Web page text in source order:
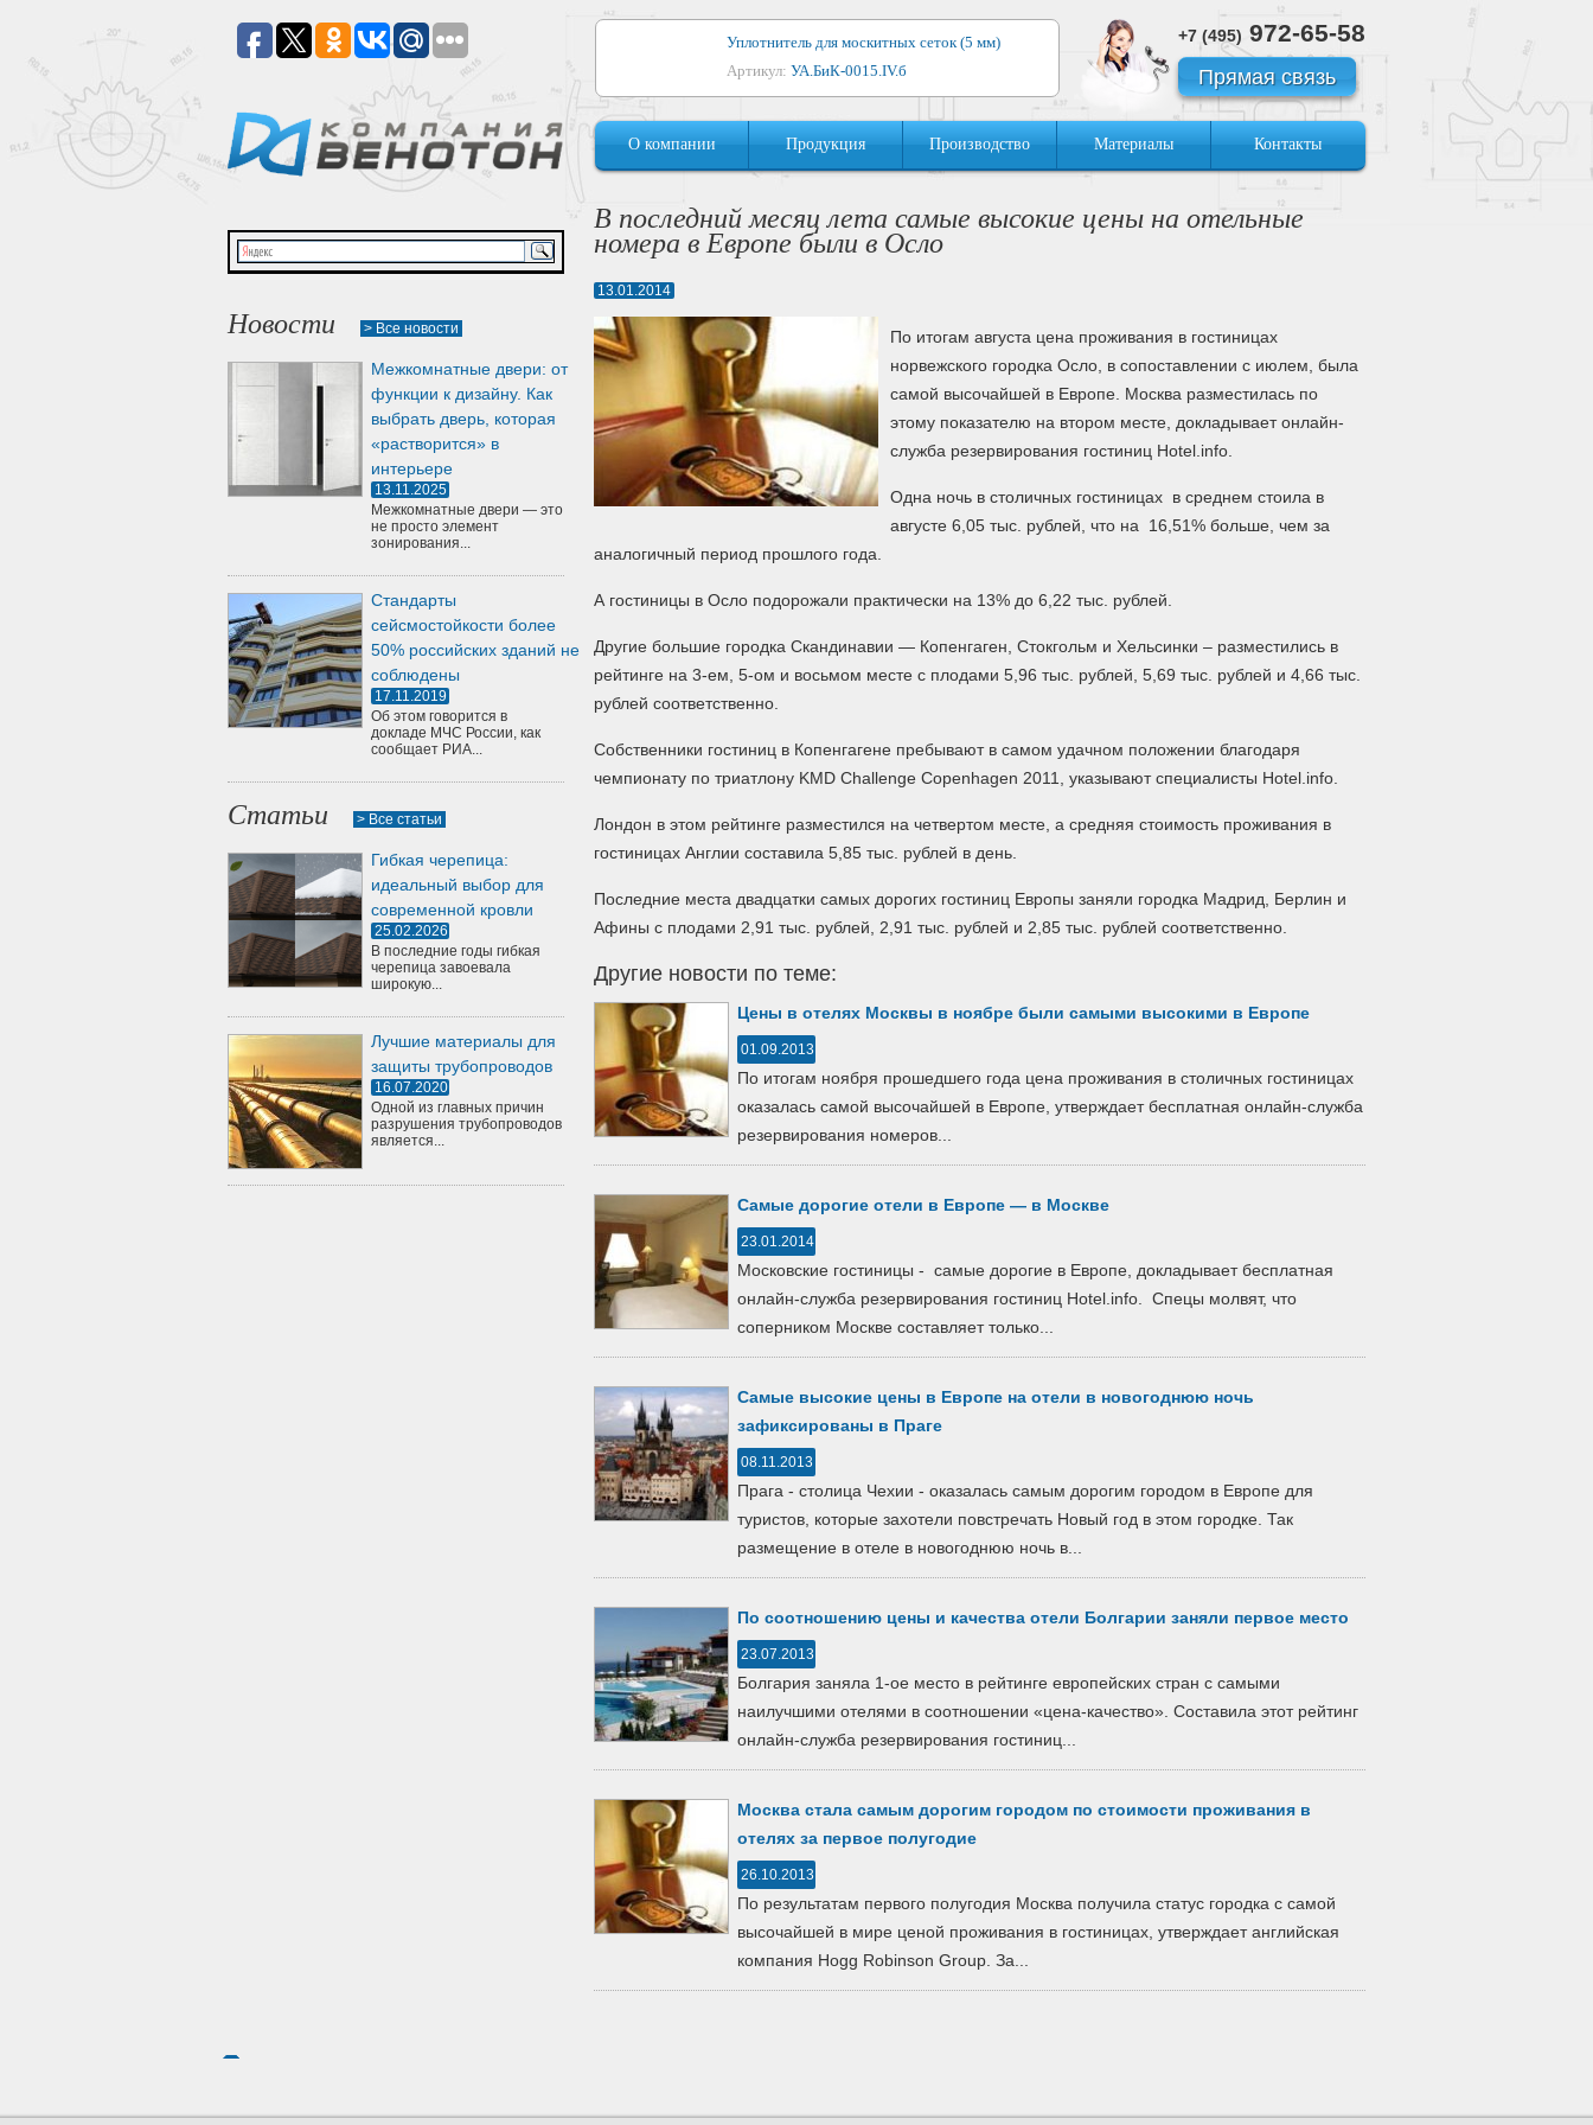
Уплотнитель для москитных сеток (5 мм)
Артикул: УА.БиК-0015.IV.б
Уплотнитель для алюминиевых окон
Артикул:1044
Артикул:УМ.БиК-0062.IV.б
Уплотнитель для деревянных дверей
Артикул:УК-10.4
+7 (495) 972-65-58
Прямая связь
О компании Продукция Производство Материалы Контакты
Новости > Все новости
Межкомнатные двери: от
функции к дизайну. Как
выбрать дверь, которая
«растворится» в
интерьере
13.11.2025
Межкомнатные двери — это
не просто элемент
зонирования...
Стандарты
сейсмостойкости более
50% российских зданий не
соблюдены
17.11.2019
Об этом говорится в
докладе МЧС России, как
сообщает РИА...
Статьи > Все статьи
Гибкая черепица:
идеальный выбор для
современной кровли
25.02.2026
В последние годы гибкая
черепица завоевала
широкую...
Лучшие материалы для
защиты трубопроводов
16.07.2020
Одной из главных причин
разрушения трубопроводов
является...
В последний месяц лета самые высокие цены на отельные
номера в Европе были в Осло
13.01.2014
По итогам августа цена проживания в гостиницах
норвежского городка Осло, в сопоставлении с июлем, была
самой высочайшей в Европе. Москва разместилась по
этому показателю на втором месте, докладывает онлайн-
служба резервирования гостиниц Hotel.info.
Одна ночь в столичных гостиницах в среднем стоила в
августе 6,05 тыс. рублей, что на 16,51% больше, чем за
аналогичный период прошлого года.
А гостиницы в Осло подорожали практически на 13% до 6,22 тыс. рублей.
Другие большие городка Скандинавии — Копенгаген, Стокгольм и Хельсинки – разместились в
рейтинге на 3-ем, 5-ом и восьмом месте с плодами 5,96 тыс. рублей, 5,69 тыс. рублей и 4,66 тыс.
рублей соответственно.
Собственники гостиниц в Копенгагене пребывают в самом удачном положении благодаря
чемпионату по триатлону KMD Challenge Copenhagen 2011, указывают специалисты Hotel.info.
Лондон в этом рейтинге разместился на четвертом месте, а средняя стоимость проживания в
гостиницах Англии составила 5,85 тыс. рублей в день.
Последние места двадцатки самых дорогих гостиниц Европы заняли городка Мадрид, Берлин и
Афины с плодами 2,91 тыс. рублей, 2,91 тыс. рублей и 2,85 тыс. рублей соответственно.
Другие новости по теме:
Цены в отелях Москвы в ноябре были самыми высокими в Европе
01.09.2013
По итогам ноября прошедшего года цена проживания в столичных гостиницах
оказалась самой высочайшей в Европе, утверждает бесплатная онлайн-служба
резервирования номеров...
Самые дорогие отели в Европе — в Москве
23.01.2014
Московские гостиницы - самые дорогие в Европе, докладывает бесплатная
онлайн-служба резервирования гостиниц Hotel.info. Спецы молвят, что
соперником Москве составляет только...
Самые высокие цены в Европе на отели в новогоднюю ночь
зафиксированы в Праге
08.11.2013
Прага - столица Чехии - оказалась самым дорогим городом в Европе для
туристов, которые захотели повстречать Новый год в этом городке. Так
размещение в отеле в новогоднюю ночь в...
По соотношению цены и качества отели Болгарии заняли первое место
23.07.2013
Болгария заняла 1-ое место в рейтинге европейских стран с самыми
наилучшими отелями в соотношении «цена-качество». Составила этот рейтинг
онлайн-служба резервирования гостиниц...
Москва стала самым дорогим городом по стоимости проживания в
отелях за первое полугодие
26.10.2013
По результатам первого полугодия Москва получила статус городка с самой
высочайшей в мире ценой проживания в гостиницах, утверждает английская
компания Hogg Robinson Group. За...